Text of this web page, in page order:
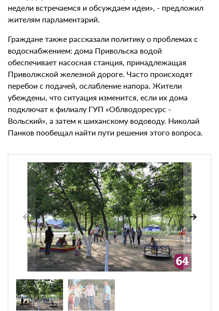
недели встречаемся и обсуждаем идеи», - предложил
жителям парламентарий.
Граждане также рассказали политику о проблемах с
водоснабжением: дома Привольска водой
обеспечивает насосная станция, принадлежащая
Приволжской железной дороге. Часто происходят
перебои с подачей, ослабление напора. Жители
убеждены, что ситуация изменится, если их дома
подключат к филиалу ГУП «Облводоресурс -
Вольский», а затем к шиханскому водоводу. Николай
Панков пообещал найти пути решения этого вопроса.